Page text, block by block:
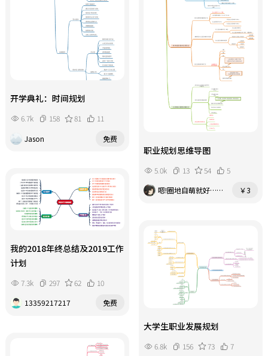
开学典礼：时间规划
6.7k 158 81
11
Jason
免费
职业规划思维导图
5.0k 13 54
5
嗯!圈地自萌就好……
￥3
我的2018年终总结及2019工作
计划
7.3k 297 62
10
13359217217
免费
大学生职业发展规划
6.8k 156 73
7